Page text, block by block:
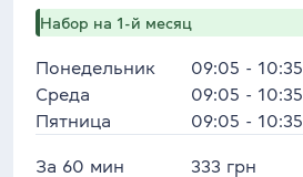
Набор на 1-й месяц
Понедельник
09:05 - 10:35
Среда
09:05 - 10:35
Пятница
09:05 - 10:35
За 60 мин 333 грн